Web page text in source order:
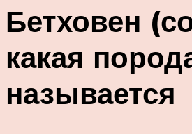
Бетховен
какая
называется